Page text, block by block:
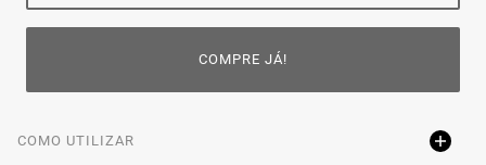
COMPRE JÁ!
COMO UTILIZAR